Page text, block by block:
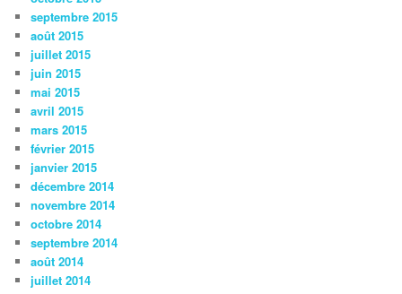
septembre 2015
août 2015
juillet 2015
juin 2015
mai 2015
avril 2015
mars 2015
février 2015
janvier 2015
décembre 2014
novembre 2014
octobre 2014
septembre 2014
août 2014
juillet 2014